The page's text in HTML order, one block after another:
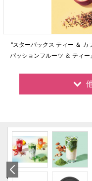
“スターバックス ティー ＆ カ
パッションフルーツ ＆ ティ